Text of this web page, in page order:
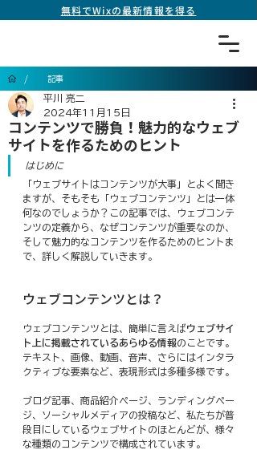
無料でWixの最新情報を得る
/ 記事
コンテンツで勝負！魅力的なウェブ
サイトを作るためのヒント
平川 亮二
2024年11月15日
はじめに
「ウェブサイトはコンテンツが大事」とよく聞き
ますが、そもそも「ウェブコンテンツ」とは一体
何なのでしょうか？この記事では、ウェブコンテ
ンツの定義から、なぜコンテンツが重要なのか、
そして魅力的なコンテンツを作るためのヒントま
で、詳しく解説していきます。
ウェブコンテンツとは？
ウェブコンテンツとは、簡単に言えばウェブサイ
ト上に掲載されているあらゆる情報のことです。
テキスト、画像、動画、音声、さらにはインタラ
クティブな要素など、表現形式は多種多様です。
ブログ記事、商品紹介ページ、ランディングペー
ジ、ソーシャルメディアの投稿など、私たちが普
段目にしているウェブサイトのほとんどが、様々
な種類のコンテンツで構成されています。